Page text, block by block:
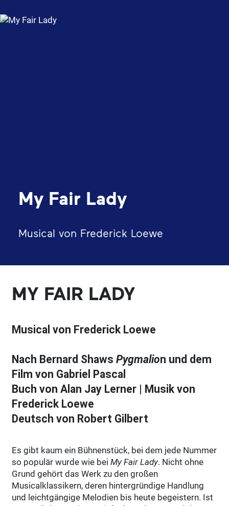
My Fair Lady
Musical von Frederick Loewe
MY FAIR LADY
Musical von Frederick Loewe
Nach Bernard ShawsPygmalion und dem
Film von Gabriel Pascal
Buch von Alan Jay Lerner | Musik von
Frederick Loewe
Deutsch von Robert Gilbert
Es gibt kaum ein Bühnenstück, bei dem jede Nummer
so populär wurde wie beiMy Fair Lady. Nicht ohne
Grund gehört das Werk zu den großen
Musicalklassikern, deren hintergründige Handlung
und leichtgängige Melodien bis heute begeistern. Ist